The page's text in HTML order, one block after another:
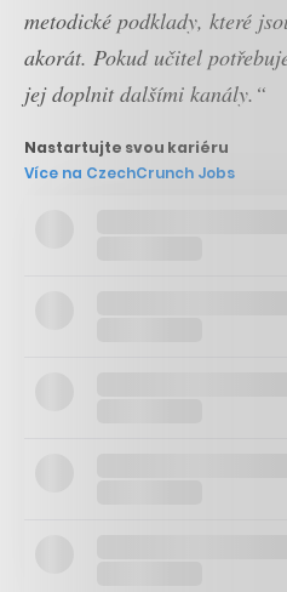
metodické podklady, které
akorát. Pokud učitel
jej doplnit dalšími kanály.“
Nastartujte svou kariéru
Více na CzechCrunch Jobs